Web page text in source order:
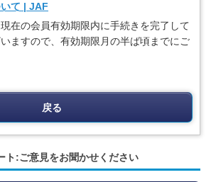
て | JAF
在の会員有効期限内に手続きを完了して
ますので、有効期限月の半ば頃までにご
戻る
ト:ご意見をお聞かせください